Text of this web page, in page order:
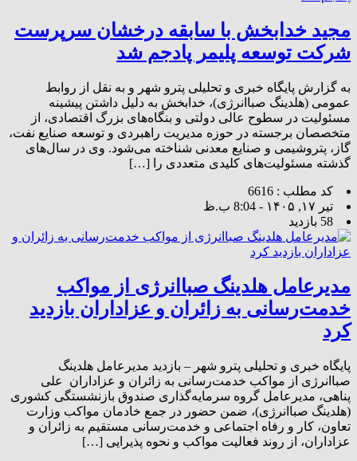
مجید خدابخش با سابقه درخشان سرپرست
شرکت توسعه پلیمر پادجم شد
به گزارش پایگاه خبری و تحلیلی پترو شهر و به نقل از روابط
عمومی (هلدینگ صباانرژی)، خدابخش به دلیل داشتن پیشینه
مسئولیت در سطوح عالی دولتی و بنگاه‌های بزرگ اقتصادی، از
متخصصان برجسته در حوزه مدیریت راهبردی و توسعه صنایع نفت،
گاز، پتروشیمی و صنایع معدنی شناخته می‌شود. وی در سال‌های
گذشته مسئولیت‌های کلیدی متعددی را […]
کد مطلب : 6616
تیر ۱۷, ۱۴۰۵ - 8:04 ب.ظ
58 بازدید
مدیرعامل هلدینگ صباانرژی از مواکب
خدمت‌رسانی به زائران و عزاداران بازدید
کرد
پایگاه خبری و تحلیلی پترو شهر – بازدید مدیرعامل هلدینگ
صباانرژی از مواکب خدمت‌رسانی به زائران و عزاداران ‌ علی
پناهی، مدیرعامل گروه سرمایه‌گذاری صندوق بازنشستگی کشوری
(هلدینگ صباانرژی)، ضمن حضور در جمع خادمان مواکب وزارت
تعاون، کار و رفاه اجتماعی و خدمت‌رسانی مستقیم به زائران و
عزاداران، از روند فعالیت مواکب و نحوه پذیرایی […]